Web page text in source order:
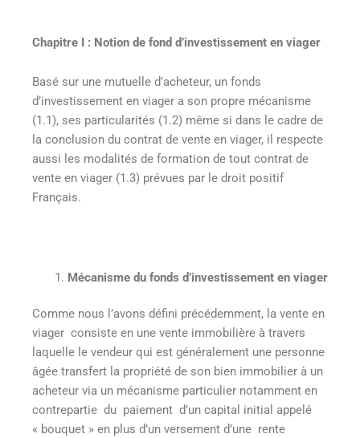
Chapitre I : Notion de fond d’investissement en viager
Basé sur une mutuelle d’acheteur, un fonds
d’investissement en viager a son propre mécanisme
(1.1), ses particularités (1.2) même si dans le cadre de
la conclusion du contrat de vente en viager, il respecte
aussi les modalités de formation de tout contrat de
vente en viager (1.3) prévues par le droit positif
Français.
Mécanisme du fonds d’investissement en viager
Comme nous l’avons défini précédemment, la vente en
viager consiste en une vente immobilière à travers
laquelle le vendeur qui est généralement une personne
âgée transfert la propriété de son bien immobilier à un
acheteur via un mécanisme particulier notamment en
contrepartie du paiement d’un capital initial appelé
« bouquet » en plus d’un versement d’une rente